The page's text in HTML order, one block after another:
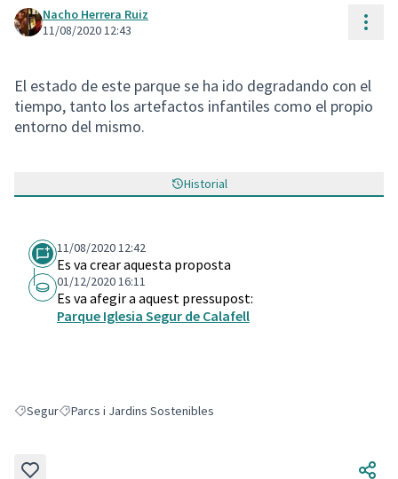
Nacho Herrera Ruiz
11/08/2020 12:43
El estado de este parque se ha ido degradando con el
tiempo, tanto los artefactos infantiles como el propio
entorno del mismo.
Historial
11/08/2020 12:42
Es va crear aquesta proposta
01/12/2020 16:11
Es va afegir a aquest pressupost:
Parque Iglesia Segur de Calafell
Resultats en filtrar per: Segur
SegurResultats en filtrar per: Parcs i Jardins Sostenibles
Parcs i Jardins Sostenibles